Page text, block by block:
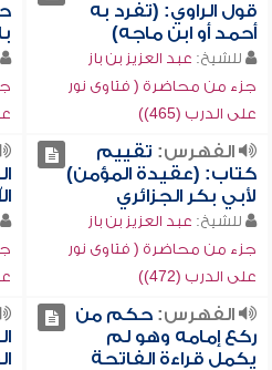
قول الراوي: (تفرد به
أحمد أو ابن ماجه)
للشيخ: عبد العزيز بن باز
جزء من محاضرة ( فتاوى نور
على الدرب (465))
الفهرس: تقييم
كتاب: (عقيدة المؤمن)
لأبي بكر الجزائري
للشيخ: عبد العزيز بن باز
جزء من محاضرة ( فتاوى نور
على الدرب (472))
الفهرس:حكم من
ركع إمامه وهو لم
يكمل قراءة الفاتحة